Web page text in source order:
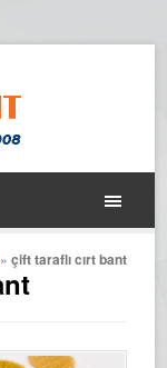
» çift taraflı cırt bant